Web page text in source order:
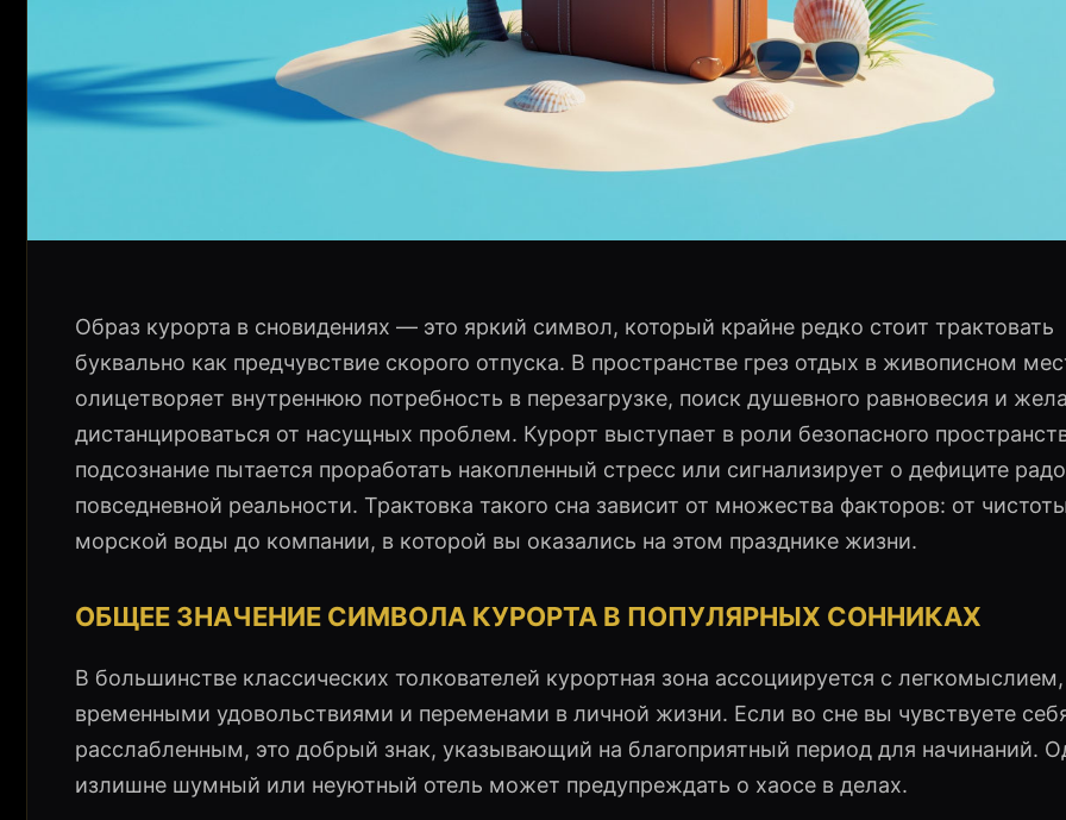
Образ курорта в сновидениях — это яркий символ, который крайне редко стоит трактовать
буквально как предчувствие скорого отпуска. В пространстве грез отдых в живописном
олицетворяет внутреннюю потребность в перезагрузке, поиск душевного равновесия и
дистанцироваться от насущных проблем. Курорт выступает в роли безопасного
подсознание пытается проработать накопленный стресс или сигнализирует о дефиците
повседневной реальности. Трактовка такого сна зависит от множества факторов: от чистоты
морской воды до компании, в которой вы оказались на этом празднике жизни.
ОБЩЕЕ ЗНАЧЕНИЕ СИМВОЛА КУРОРТА В ПОПУЛЯРНЫХ СОННИКАХ
В большинстве классических толкователей курортная зона ассоциируется с легкомыслием,
временными удовольствиями и переменами в личной жизни. Если во сне вы чувствуете
расслабленным, это добрый знак, указывающий на благоприятный период для начинаний.
излишне шумный или неуютный отель может предупреждать о хаосе в делах.